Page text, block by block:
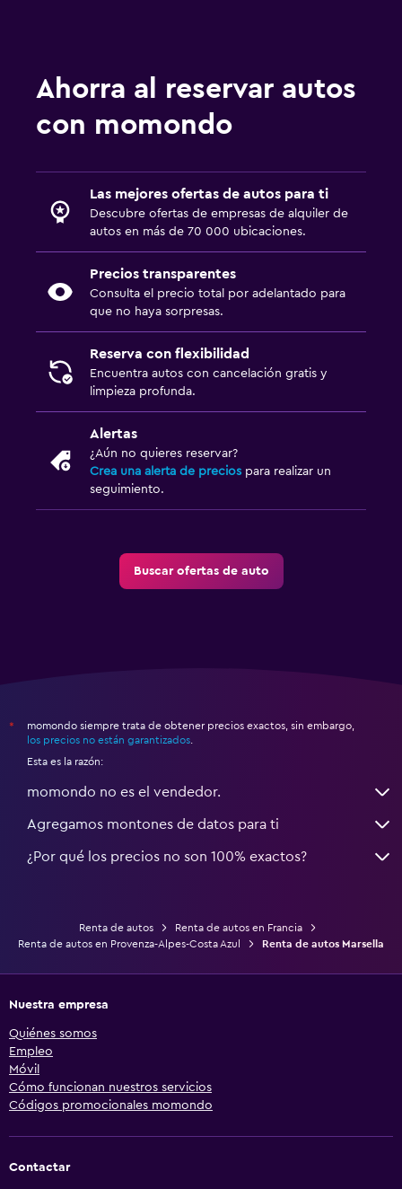
Ahorra al reservar autos
con momondo
Las mejores ofertas de autos para ti
Descubre ofertas de empresas de alquiler de
autos en más de 70 000 ubicaciones.
Precios transparentes
Consulta el precio total por adelantado para
que no haya sorpresas.
Reserva con flexibilidad
Encuentra autos con cancelación gratis y
limpieza profunda.
Alertas
¿Aún no quieres reservar?
Crea una alerta de precios para realizar un
seguimiento.
Buscar ofertas de auto
*
momondo siempre trata de obtener precios exactos, sin embargo,
los precios no están garantizados
Esta es la razón:
momondo no es el vendedor.
Agregamos montones de datos para ti
¿Por qué los precios no son 100% exactos?
Renta de autos
Renta de autos en Francia
Renta de autos en Provenza-Alpes-Costa Azul
Renta de autos Marsella
Nuestra empresa
Quiénes somos
Empleo
Móvil
Cómo funcionan nuestros servicios
Códigos promocionales momondo
Contactar